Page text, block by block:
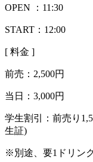
OPEN ： 11:30
START：12:00
[ 料金 ]
前売： 2,500円
当日： 3,000円
学生割引：前売り
生証)
※別途、要1ドリン